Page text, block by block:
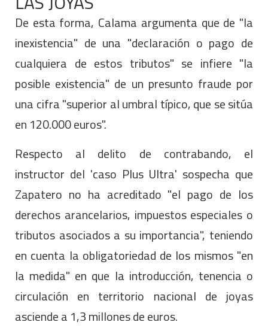
De esta forma, Calama argumenta que de "la
inexistencia" de una "declaración o pago de
cualquiera de estos tributos" se infiere "la
posible existencia" de un presunto fraude por
una cifra "superior al umbral típico, que se sitúa
en 120.000 euros".
Respecto al delito de contrabando, el
instructor del 'caso Plus Ultra' sospecha que
Zapatero no ha acreditado "el pago de los
derechos arancelarios, impuestos especiales o
tributos asociados a su importancia", teniendo
en cuenta la obligatoriedad de los mismos "en
la medida" en que la introducción, tenencia o
circulación en territorio nacional de joyas
asciende a 1,3 millones de euros.